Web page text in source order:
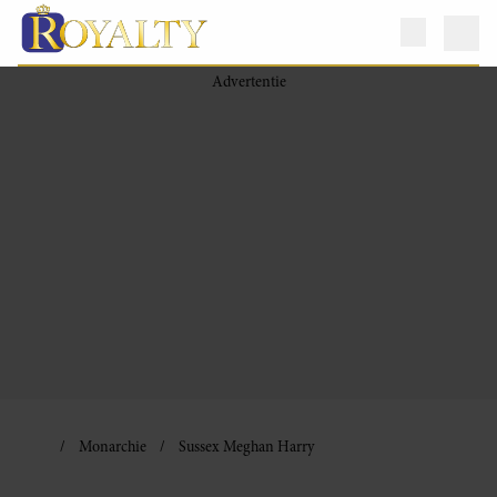
Monarchie Sussex Meghan Harry